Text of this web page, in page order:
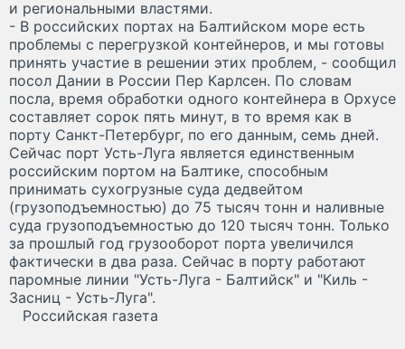
и региональными властями.
- В российских портах на Балтийском море есть
проблемы с перегрузкой контейнеров, и мы готовы
принять участие в решении этих проблем, - сообщил
посол Дании в России Пер Карлсен. По словам
посла, время обработки одного контейнера в Орхусе
составляет сорок пять минут, в то время как в
порту Санкт-Петербург, по его данным, семь дней.
Сейчас порт Усть-Луга является единственным
российским портом на Балтике, способным
принимать сухогрузные суда дедвейтом
(грузоподъемностью) до 75 тысяч тонн и наливные
суда грузоподъемностью до 120 тысяч тонн. Только
за прошлый год грузооборот порта увеличился
фактически в два раза. Сейчас в порту работают
паромные линии "Усть-Луга - Балтийск" и "Киль -
Засниц - Усть-Луга".
Российская газета